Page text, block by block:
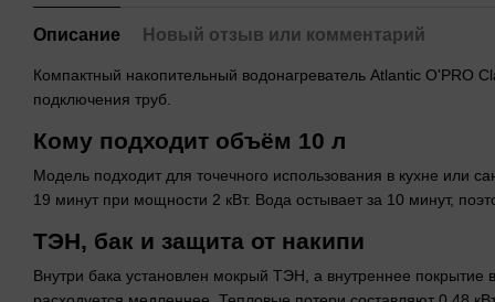
Описание Новый отзыв или комментарий
Компактный накопительный водонагреватель Atlantic O'PRO
подключения труб.
Кому подходит объём 10 л
Модель подходит для точечного использования в кухне или
19 минут при мощности 2 кВт. Вода остывает за 10 минут,
ТЭН, бак и защита от накипи
Внутри бака установлен мокрый ТЭН, а внутреннее покрытие